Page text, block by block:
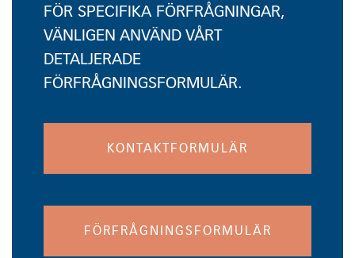
FÖR SPECIFIKA FÖRFRÅGNINGAR,
VÄNLIGEN ANVÄND VÅRT
DETALJERADE
FÖRFRÅGNINGSFORMULÄR.
KONTAKTFORMULÄR
FÖRFRÅGNINGSFORMULÄR